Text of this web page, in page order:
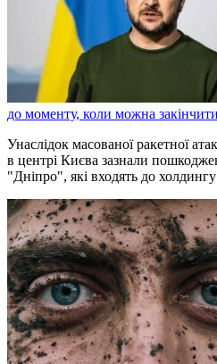
до моменту, коли можна
Унаслідок масованої ракетної
в центрі Києва зазнали
"Дніпро", які входять до